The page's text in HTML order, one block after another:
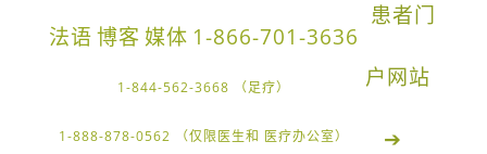
法语博客 媒体 1-866-701-3636
1-844-562-3668 （足疗）
1-888-878-0562 （仅限医生和 医疗办公室）
患者门
户网站
➔